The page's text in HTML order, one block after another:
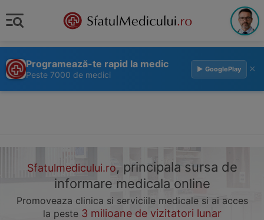
Programează-te rapid la medic
Peste 7000 de medici
▶ GooglePlay ×
Sfatulmedicului.ro, principala sursa de
informare medicala online
Promoveaza clinica si serviciile medicale si ai acces
la peste 3 milioane de vizitatori lunar